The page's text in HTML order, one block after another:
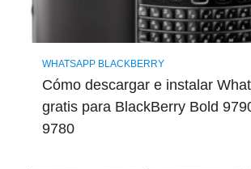
WHATSAPP BLACKBERRY
Cómo descargar e instalar
gratis para BlackBerry Bold
9780